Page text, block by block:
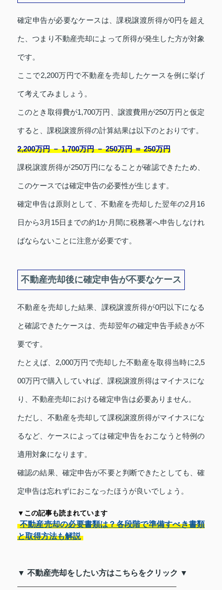
確定申告が必要なケースは、課税譲渡所得が0円を超え
た、つまり不動産売却によって所得が発生した方が対象
です。
ここで2,200万円で不動産を売却したケースを例に挙げ
て考えてみましょう。
このとき取得費が1,700万円、譲渡費用が250万円と仮定
すると、課税譲渡所得の計算結果は以下のとおりです。
2,200万円 － 1,700万円 － 250万円 ＝ 250万円
課税譲渡所得が250万円になることが確認できたため、
このケースでは確定申告の必要性が生じます。
確定申告は原則として、不動産を売却した翌年の2月16
日から3月15日までの約1か月間に税務署へ申告しなけれ
ばならないことに注意が必要です。
不動産売却後に確定申告が不要なケース
不動産を売却した結果、課税譲渡所得が0円以下になる
と確認できたケースは、売却翌年の確定申告手続きが不
要です。
たとえば、2,000万円で売却した不動産を取得当時に2,5
00万円で購入していれば、課税譲渡所得はマイナスにな
り、不動産売却における確定申告は必要ありません。
ただし、不動産を売却して課税譲渡所得がマイナスにな
るなど、ケースによっては確定申告をおこなうと特例の
適用対象になります。
確認の結果、確定申告が不要と判断できたとしても、確
定申告は忘れずにおこなったほうが良いでしょう。
▼この記事も読まれています
不動産売却の必要書類は？各段階で準備すべき書類
と取得方法も解説
▼ 不動産売却をしたい方はこちらをクリック ▼